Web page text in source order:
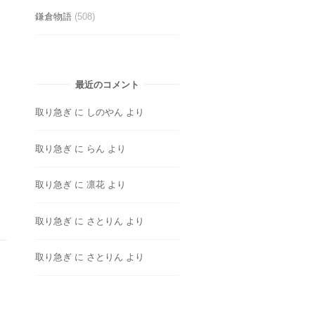
鎌倉物語(508)
最近のコメント
取り急ぎに しのやん より
取り急ぎに らん より
取り急ぎに 凛花より
取り急ぎに さとりん より
取り急ぎに さとりん より